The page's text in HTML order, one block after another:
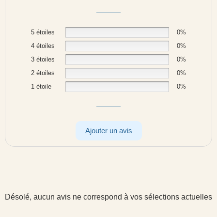
5 étoiles
0%
4 étoiles
0%
3 étoiles
0%
2 étoiles
0%
1 étoile
0%
Ajouter un avis
Désolé, aucun avis ne correspond à vos sélections actuelles